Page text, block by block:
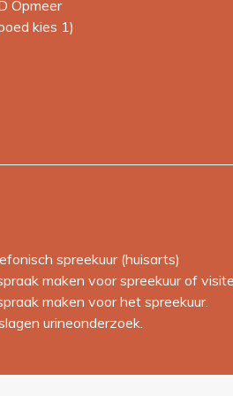
Opmeer
kies 1)
spreekuur (huisarts)
maken voor spreekuur of
maken voor het spreekuur.
urineonderzoek.